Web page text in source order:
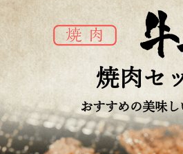
焼肉セ
おすすめの美味